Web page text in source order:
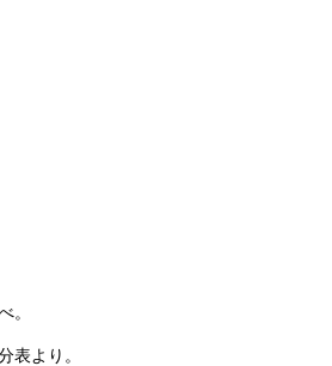
。
表より。